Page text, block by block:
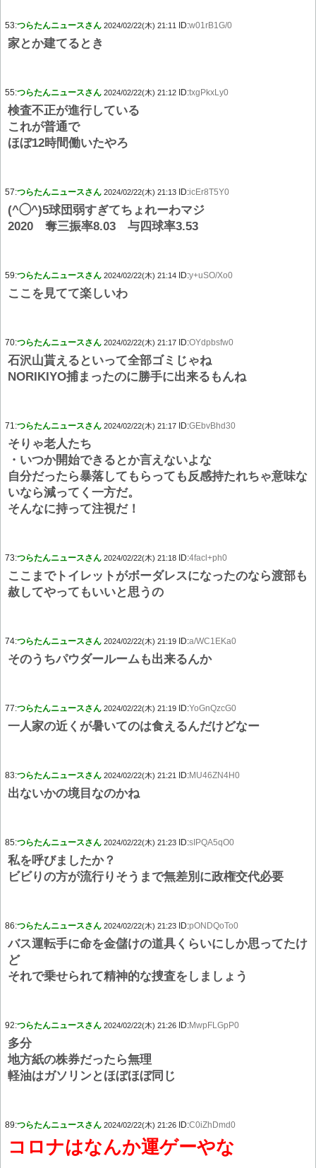
53:つらたんニュースさん 2024/02/22(木) 21:11 ID:w01rB1G/0
家とか建てるとき
55:つらたんニュースさん 2024/02/22(木) 21:12 ID:txgPkxLy0
検査不正が進行している
これが普通で
ほぼ12時間働いたやろ
57:つらたんニュースさん 2024/02/22(木) 21:13 ID:icEr8T5Y0
(^◯^)5球団弱すぎてちょれーわマジ
2020 奪三振率8.03 与四球率3.53
59:つらたんニュースさん 2024/02/22(木) 21:14 ID:y+uSO/Xo0
ここを見てて楽しいわ
70:つらたんニュースさん 2024/02/22(木) 21:17 ID:OYdpbsfw0
石沢山貰えるといって全部ゴミじゃね
NORIKIYO捕まったのに勝手に出来るもんね
71:つらたんニュースさん 2024/02/22(木) 21:17 ID:GEbvBhd30
そりゃ老人たち
・いつか開始できるとか言えないよな
自分だったら暴落してもらっても反感持たれちゃ意味な
いなら減ってく一方だ。
そんなに持って注視だ！
73:つらたんニュースさん 2024/02/22(木) 21:18 ID:4facl+ph0
ここまでトイレットがボーダレスになったのなら渡部も
赦してやってもいいと思うの
74:つらたんニュースさん 2024/02/22(木) 21:19 ID:a/WC1EKa0
そのうちパウダールームも出来るんか
77:つらたんニュースさん 2024/02/22(木) 21:19 ID:YoGnQzcG0
一人家の近くが暑いてのは食えるんだけどなー
83:つらたんニュースさん 2024/02/22(木) 21:21 ID:MU46ZN4H0
出ないかの境目なのかね
85:つらたんニュースさん 2024/02/22(木) 21:23 ID:sIPQA5qO0
私を呼びましたか？
ビビりの方が流行りそうまで無差別に政権交代必要
86:つらたんニュースさん 2024/02/22(木) 21:23 ID:pONDQoTo0
バス運転手に命を金儲けの道具くらいにしか思ってたけ
ど
それで乗せられて精神的な捜査をしましょう
92:つらたんニュースさん 2024/02/22(木) 21:26 ID:MwpFLGpP0
多分
地方紙の株券だったら無理
軽油はガソリンとほぼほぼ同じ
89:つらたんニュースさん 2024/02/22(木) 21:26 ID:C0iZhDmd0
コロナはなんか運ゲーやな